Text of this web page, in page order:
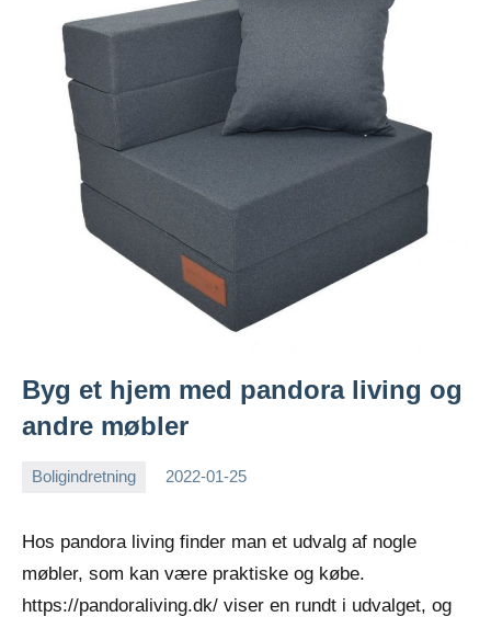
Byg et hjem med pandora living og
andre møbler
Boligindretning 2022-01-25
Esben
Hos pandora living finder man et udvalg af nogle
møbler, som kan være praktiske og købe.
https://pandoraliving.dk/ viser en rundt i udvalget, og